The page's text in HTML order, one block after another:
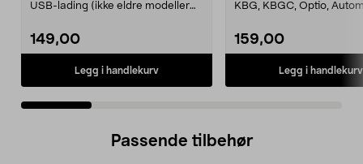
USB-lading (ikke eldre modeller
149,00
Legg i handlekurv
KBG, KBGC, Optio,
159,00
Legg i handlekurv
Passende tilbehør